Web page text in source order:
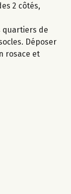
2 côtés,
quartiers de
Déposer
rosace et